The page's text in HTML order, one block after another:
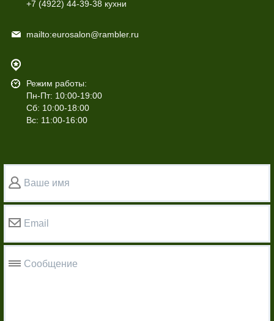
+7 (4922) 44-39-38 кухни
mailto:eurosalon@rambler.ru
Режим работы:
Пн-Пт: 10:00-19:00
Сб: 10:00-18:00
Вс: 11:00-16:00
Ваше имя
Email
Сообщение